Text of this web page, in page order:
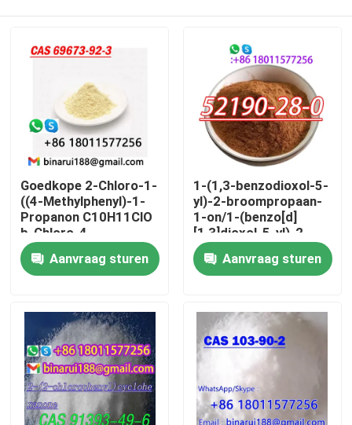
Thuis
Producten
Over ons
Fabriekstocht
Goedkope 2-Chloro-1-
((4-Methylphenyl)-1-
Propanon C10H11ClO
b-Chloro-4-
methylpropiophenon
Cas 69673-92-3
Aanvraag sturen
1-(1,3-benzodioxol-5-
yl)-2-broompropaan-
1-on/1-(benzo[d]
[1,3]dioxol-5-yl)-2-
broompropaan-1-on
CAS 52190 -28-0
Aanvraag sturen